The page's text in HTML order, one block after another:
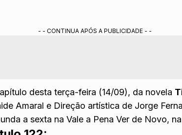
- - CONTINUA APÓS A PUBLICIDADE - -
desta terça-feira (14/09), da novela
Amaral e Direção artística de Jorge
a sexta na Vale a Pena Ver de Novo,